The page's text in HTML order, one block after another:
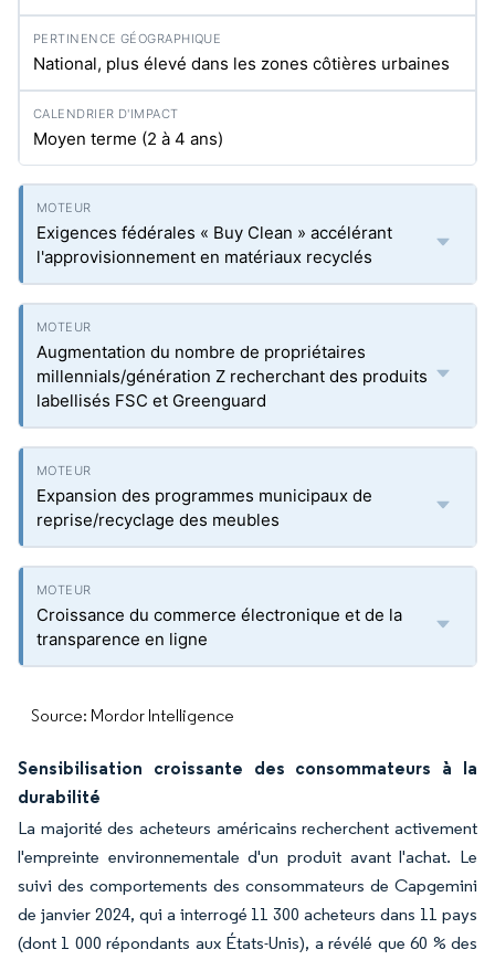
National, plus élevé dans les zones côtières urbaines
Moyen terme (2 à 4 ans)
Exigences fédérales « Buy Clean » accélérant
l'approvisionnement en matériaux recyclés
Augmentation du nombre de propriétaires
millennials/génération Z recherchant des produits
labellisés FSC et Greenguard
Expansion des programmes municipaux de
reprise/recyclage des meubles
Croissance du commerce électronique et de la
transparence en ligne
Source: Mordor Intelligence
Sensibilisation croissante des consommateurs à la
durabilité
La majorité des acheteurs américains recherchent activement
l'empreinte environnementale d'un produit avant l'achat. Le
suivi des comportements des consommateurs de Capgemini
de janvier 2024, qui a interrogé 11 300 acheteurs dans 11 pays
(dont 1 000 répondants aux États-Unis), a révélé que 60 % des